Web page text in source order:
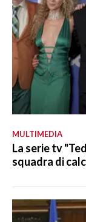
MULTIMEDIA
La serie tv
squadra di